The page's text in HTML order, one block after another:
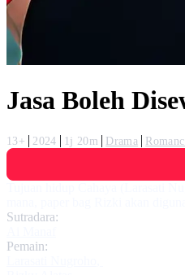
Jasa Boleh
13+ 2024 1j 20m Drama
Sutradara:
Pemain: